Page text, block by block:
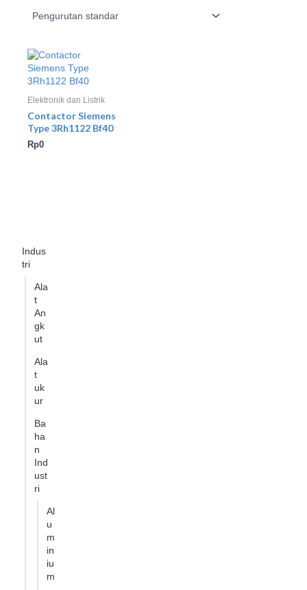
Indus
tri
Ala
t
An
gk
ut
Ala
t
uk
ur
Ba
ha
n
Ind
ust
ri
Al
u
m
in
iu
m
Elektronik dan Listrik
Contactor Siemens
Type 3Rh1122 Bf40
Rp0